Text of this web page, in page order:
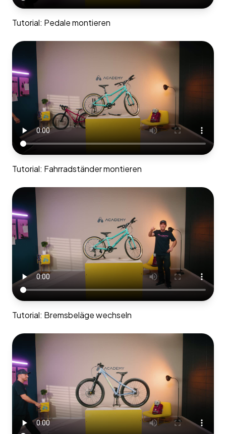
Tutorial: Pedale montieren
Tutorial: Fahrradständer montieren
Tutorial: Bremsbeläge wechseln